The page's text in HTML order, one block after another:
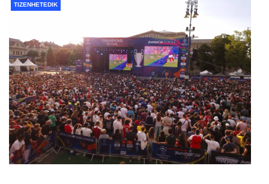
TIZENHETEDIK